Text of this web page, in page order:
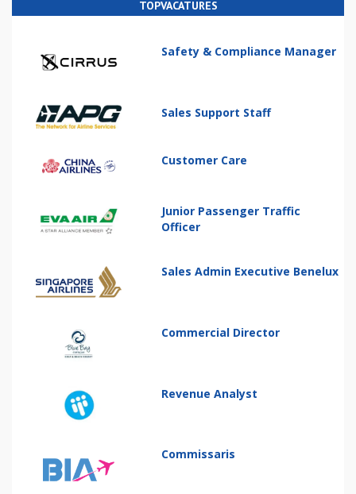
TOPVACATURES
Safety & Compliance Manager
Sales Support Staff
Customer Care
Junior Passenger Traffic
Officer
Sales Admin Executive Benelux
Commercial Director
Revenue Analyst
Commissaris